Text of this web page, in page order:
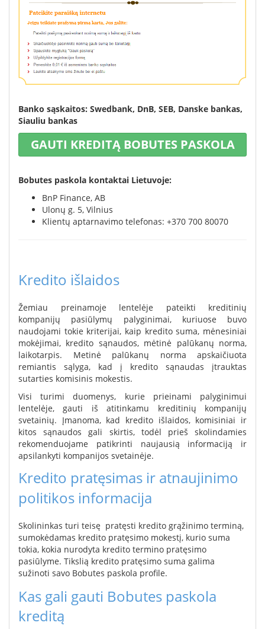
Banko sąskaitos: Swedbank, DnB, SEB, Danske bankas,
Siauliu bankas
GAUTI KREDITĄ BOBUTES PASKOLA
Bobutes paskola kontaktai Lietuvoje:
BnP Finance, AB
Ulonų g. 5, Vilnius
Klientų aptarnavimo telefonas: +370 700 80070
Kredito išlaidos
Žemiau preinamoje lentelėje pateikti kreditinių
kompanijų pasiūlymų palyginimai, kuriuose buvo
naudojami tokie kriterijai, kaip kredito suma, mėnesiniai
mokėjimai, kredito sąnaudos, mėtinė palūkanų norma,
laikotarpis. Metinė palūkanų norma apskaičiuota
remiantis sąlyga, kad į kredito sąnaudas įtrauktas
sutarties komisinis mokestis.
Visi turimi duomenys, kurie prieinami palyginimui
lentelėje, gauti iš atitinkamu kreditinių kompanijų
svetainių. Įmanoma, kad kredito išlaidos, komisiniai ir
kitos sąnaudos gali skirtis, todėl prieš skolindamies
rekomenduojame patikrinti naujausią informaciją ir
apsilankyti kompanijos svetainėje.
Kredito pratęsimas ir atnaujinimo
politikos informacija
Skolininkas turi teisę pratęsti kredito grąžinimo terminą,
sumokėdamas kredito pratęsimo mokestį, kurio suma
tokia, kokia nurodyta kredito termino pratęsimo
pasiūlyme. Tikslią kredito pratęsimo suma galima
sužinoti savo Bobutes paskola profile.
Kas gali gauti Bobutes paskola
kreditą